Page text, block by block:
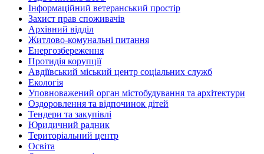
Інформаційний ветеранський простір
Захист прав споживачів
Архівний відділ
Житлово-комунальні питання
Енергозбереження
Протидія корупції
Авдіївський міський центр соціальних служб
Екологія
Уповноважений орган містобудування та архітектури
Оздоровлення та відпочинок дітей
Тендери та закупівлі
Юридичний радник
Територіальний центр
Освіта